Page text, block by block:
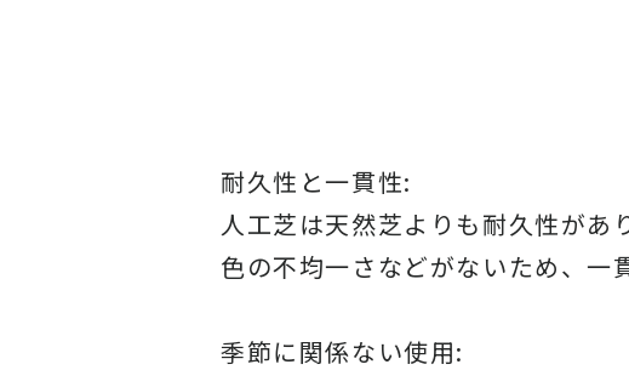
耐久性と一貫性:
人工芝は天然芝よりも耐久性があ
色の不均一さなどがないため、一
季節に関係ない使用: